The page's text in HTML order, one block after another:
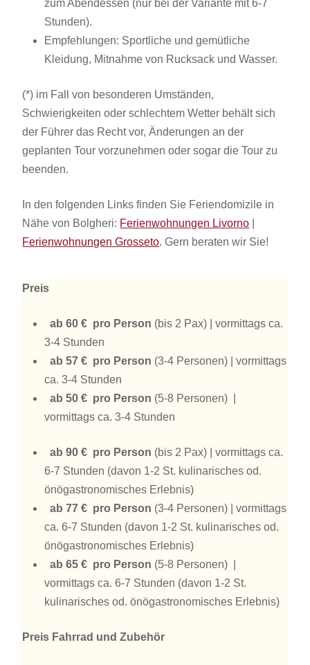
zum Abendessen (nur bei der Variante mit 6-7
Stunden).
Empfehlungen: Sportliche und gemütliche
Kleidung, Mitnahme von Rucksack und Wasser.
(*) im Fall von besonderen Umständen,
Schwierigkeiten oder schlechtem Wetter behält sich
der Führer das Recht vor, Änderungen an der
geplanten Tour vorzunehmen oder sogar die Tour zu
beenden.
In den folgenden Links finden Sie Feriendomizile in
Nähe von Bolgheri: Ferienwohnungen Livorno
Ferienwohnungen Grosseto. Gern beraten wir Sie!
Preis
ab 60 € pro Person (bis 2 Pax) | vormittags ca.
3-4 Stunden
ab 57 € pro Person (3-4 Personen) | vormittags
ca. 3-4 Stunden
ab 50 € pro Person (5-8 Personen) |
vormittags ca. 3-4 Stunden
ab 90 € pro Person (bis 2 Pax) | vormittags ca.
6-7 Stunden (davon 1-2 St. kulinarisches od.
önögastronomisches Erlebnis)
ab 77 € pro Person (3-4 Personen) | vormittags
ca. 6-7 Stunden (davon 1-2 St. kulinarisches od.
önögastronomisches Erlebnis)
ab 65 € pro Person (5-8 Personen) |
vormittags ca. 6-7 Stunden (davon 1-2 St.
kulinarisches od. önögastronomisches Erlebnis)
Preis Fahrrad und Zubehör